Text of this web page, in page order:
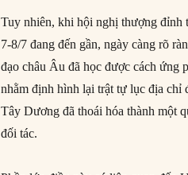
Tuy nhiên, khi hội nghị thượng
7-8/7 đang đến gần, ngày càng rõ
đạo châu Âu đã học được cách ứng
nhằm định hình lại trật tự lục địa chỉ
Tây Dương đã thoái hóa thành một
đối tác.